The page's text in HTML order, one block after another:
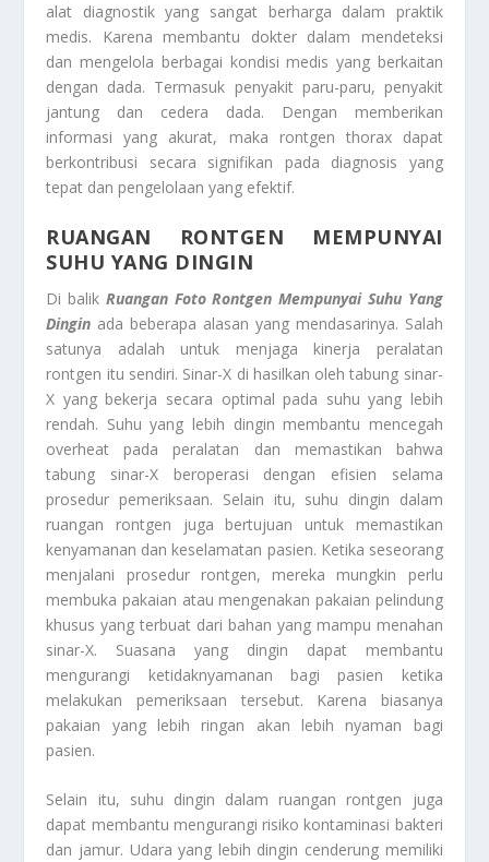
alat diagnostik yang sangat berharga dalam praktik
medis. Karena membantu dokter dalam mendeteksi
dan mengelola berbagai kondisi medis yang berkaitan
dengan dada. Termasuk penyakit paru-paru, penyakit
jantung dan cedera dada. Dengan memberikan
informasi yang akurat, maka rontgen thorax dapat
berkontribusi secara signifikan pada diagnosis yang
tepat dan pengelolaan yang efektif.
RUANGAN RONTGEN MEMPUNYAI
SUHU YANG DINGIN
Di balik Ruangan Foto Rontgen Mempunyai Suhu Yang
Dingin ada beberapa alasan yang mendasarinya. Salah
satunya adalah untuk menjaga kinerja peralatan
rontgen itu sendiri. Sinar-X di hasilkan oleh tabung sinar-
X yang bekerja secara optimal pada suhu yang lebih
rendah. Suhu yang lebih dingin membantu mencegah
overheat pada peralatan dan memastikan bahwa
tabung sinar-X beroperasi dengan efisien selama
prosedur pemeriksaan. Selain itu, suhu dingin dalam
ruangan rontgen juga bertujuan untuk memastikan
kenyamanan dan keselamatan pasien. Ketika seseorang
menjalani prosedur rontgen, mereka mungkin perlu
membuka pakaian atau mengenakan pakaian pelindung
khusus yang terbuat dari bahan yang mampu menahan
sinar-X. Suasana yang dingin dapat membantu
mengurangi ketidaknyamanan bagi pasien ketika
melakukan pemeriksaan tersebut. Karena biasanya
pakaian yang lebih ringan akan lebih nyaman bagi
pasien.
Selain itu, suhu dingin dalam ruangan rontgen juga
dapat membantu mengurangi risiko kontaminasi bakteri
dan jamur. Udara yang lebih dingin cenderung memiliki